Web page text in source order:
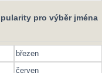
pro výběr jména
březen
červen